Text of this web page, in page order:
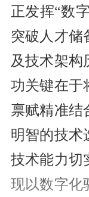
正发挥“数
突破人才储
及技术架构
功关键在于
禀赋精准结
明智的技术
技术能力切
现以数字化